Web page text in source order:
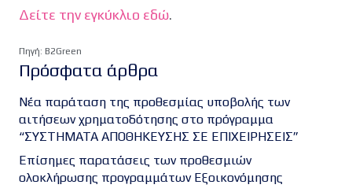
Πρόσφατα άρθρα
Νέα παράταση της προθεσμίας υποβολής των
αιτήσεων χρηματοδότησης στο πρόγραμμα
“ΣΥΣΤΗΜΑΤΑ ΑΠΟΘΗΚΕΥΣΗΣ ΣΕ ΕΠΙΧΕΙΡΗΣΕΙΣ”
Επίσημες παρατάσεις των προθεσμιών
ολοκλήρωσης προγραμμάτων Εξοικονόμησης
Δείτε την εγκύκλιο εδώ.
Πηγή: B2Green